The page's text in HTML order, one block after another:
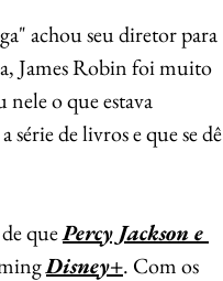
achou seu diretor para
James Robin foi muito
o que estava
de livros e que se dê
que Percy Jackson e
Disney+. Com os